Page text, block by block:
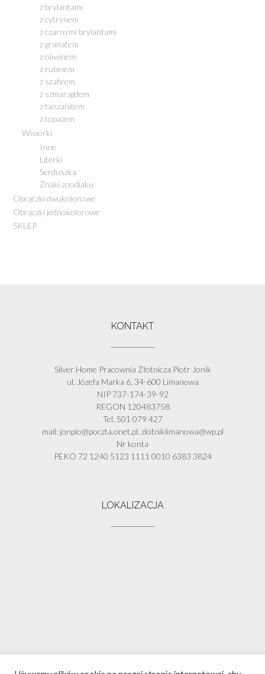
z brylantami
z cytrynem
z czarnymi brylantami
z granatem
z oliwinem
z rubinem
z szafirem
z szmaragdem
z tanzanitem
z topazem
Wisiorki
Inne
Literki
Serduszka
Znaki zoodiaku
Obrączki dwukolorowe
Obrączki jednokolorowe
SKLEP
KONTAKT
Silver Home Pracownia Złotnicza Piotr Jonik
ul. Józefa Marka 6, 34-600 Limanowa
NIP 737-174-39-92
REGON 120483758
Tel. 501 079 427
mail: jonpio@poczta.onet.pl, zlotniklimanowa@wp.pl
Nr konta
PEKO 72 1240 5123 1111 0010 6383 3824
LOKALIZACJA